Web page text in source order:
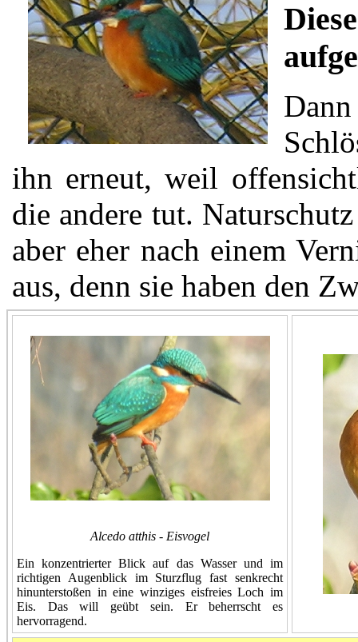
ihn erneut, weil
die andere tut.
aber eher nach einem
aus, denn sie haben den
Alcedo atthis - Eisvogel
Ein konzentrierter Blick auf das Wasser und im
richtigen Augenblick im Sturzflug fast senkrecht
hinunterstoßen in eine winziges eisfreies Loch im
Eis. Das will geübt sein. Er beherrscht es
hervorragend.